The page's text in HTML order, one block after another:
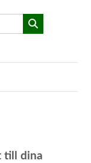
till dina